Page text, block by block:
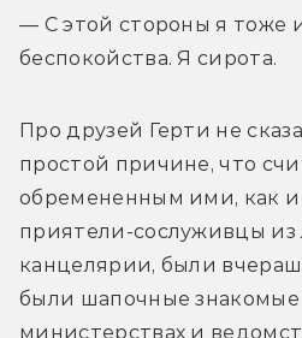
— С этой стороны я тоже
беспокойства. Я сирота.
Про друзей Герти не
простой причине, что
обремененным ими, как
приятели-сослуживцы из
канцелярии, были
были шапочные знакомые
министерствах и